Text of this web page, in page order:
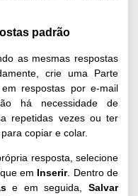
padrão
as mesmas respostas
crie uma Parte
respostas por e-mail
há necessidade de
repetidas vezes ou ter
copiar e colar.
resposta, selecione
em Inserir. Dentro de
e em seguida, Salvar